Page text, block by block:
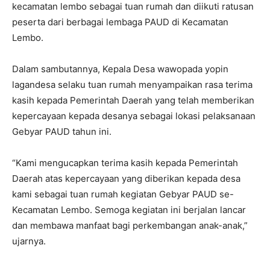
kecamatan lembo sebagai tuan rumah dan diikuti ratusan
peserta dari berbagai lembaga PAUD di Kecamatan
Lembo.
Dalam sambutannya, Kepala Desa wawopada yopin
lagandesa selaku tuan rumah menyampaikan rasa terima
kasih kepada Pemerintah Daerah yang telah memberikan
kepercayaan kepada desanya sebagai lokasi pelaksanaan
Gebyar PAUD tahun ini.
“Kami mengucapkan terima kasih kepada Pemerintah
Daerah atas kepercayaan yang diberikan kepada desa
kami sebagai tuan rumah kegiatan Gebyar PAUD se-
Kecamatan Lembo. Semoga kegiatan ini berjalan lancar
dan membawa manfaat bagi perkembangan anak-anak,”
ujarnya.